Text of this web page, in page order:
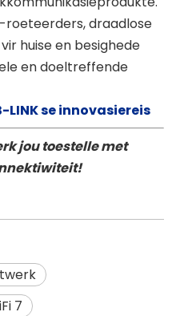
draadlose
huise en besighede
en doeltreffende
LINK se innovasiereis
jou toestelle met
7